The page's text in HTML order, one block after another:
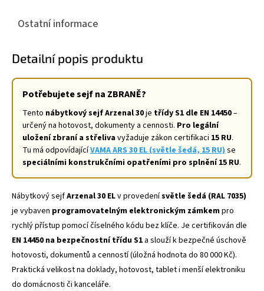
Ostatní informace
Detailní popis produktu
Potřebujete sejf na ZBRANĚ?
Tento nábytkový sejf Arzenal 30je třídy S1 dle EN 14450–
určený na hotovost, dokumenty a cennosti. Pro legální
uložení zbraní a střelivavyžaduje zákon certifikaci 15 RU.
Tu má odpovídajícíVAMA ARS 30 EL (světle šedá, 15 RU) se
speciálními konstrukčními opatřeními pro splnění 15 RU.
Nábytkový sejfArzenal 30 ELv provedenísvětle šedá (RAL 7035)
je vybaven programovatelným elektronickým zámkempro
rychlý přístup pomocí číselného kódu bez klíče. Je certifikován dle
EN 14450 na bezpečnostní třídu S1 a slouží k bezpečné úschově
hotovosti, dokumentů a cenností (úložná hodnota do 80 000 Kč).
Praktická velikost na doklady, hotovost, tablet i menší elektroniku
do domácnosti či kanceláře.